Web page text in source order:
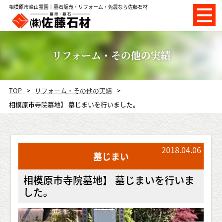
相模原市峰山霊園｜墓石販売・リフォーム・免震なら佐藤石材
リフォーム・その他の実績
TOP
リフォーム・その他の実績
相模原市寺院墓地】 墓じまいを行いました。
墓じまい
相模原市寺院墓地】 墓じまいを行いま
した。
2018.04.06